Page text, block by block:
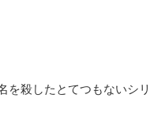
を殺したとてつもないシリ